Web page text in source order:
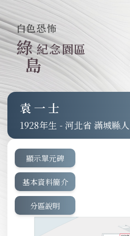
白色恐怖
綠
島
紀念園區
袁一士
1928 - 河北省 滿城縣人
顯示單元碑
基本資料簡介
分區說明